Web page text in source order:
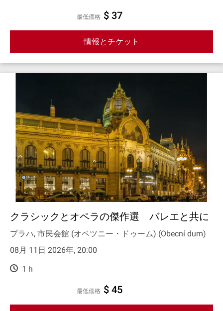
最低価格 $ 37
情報とチケット
クラシックとオペラの傑作選 バレエと共に
プラハ, 市民会館 (オベツニー・ドゥーム) (Obecní dum)
08月 11日 2026年, 20:00
1 h
最低価格 $ 45